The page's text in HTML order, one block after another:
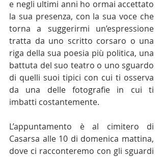
e negli ultimi anni ho ormai accettato
la sua presenza, con la sua voce che
torna a suggerirmi un’espressione
tratta da uno scritto corsaro o una
riga della sua poesia più politica, una
battuta del suo teatro o uno sguardo
di quelli suoi tipici con cui ti osserva
da una delle fotografie in cui ti
imbatti costantemente.
L’appuntamento è al cimitero di
Casarsa alle 10 di domenica mattina,
dove ci racconteremo con gli sguardi